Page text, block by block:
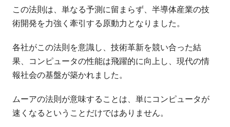
この法則は、単なる予測に留まらず、半導体産業の技
術開発を力強く牽引する原動力となりました。
各社がこの法則を意識し、技術革新を競い合った結
果、コンピュータの性能は飛躍的に向上し、現代の情
報社会の基盤が築かれました。
ムーアの法則が意味することは、単にコンピュータが
速くなるということだけではありません。